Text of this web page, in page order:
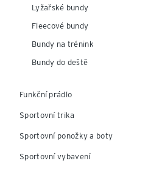
Lyžařské bundy
Fleecové bundy
Bundy na trénink
Bundy do deště
Funkční prádlo
Sportovní trika
Sportovní ponožky a boty
Sportovní vybavení